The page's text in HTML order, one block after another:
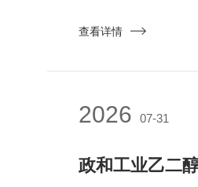
查看详情
2026 07-31